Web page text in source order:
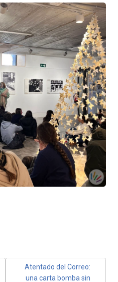
Atentado del Correo:
una carta bomba sin